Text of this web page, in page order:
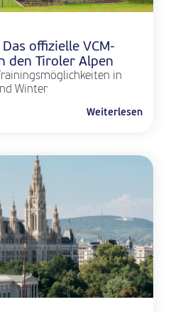
offizielle VCM-
den Tiroler Alpen
in
Winter
Weiterlesen